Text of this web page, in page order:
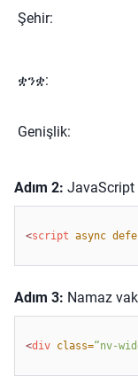
Şehir:
ቋንቋ:
Genişlik:
Adım 2: JavaScript
<script async
Adım 3: Namaz
<div class=“nv-